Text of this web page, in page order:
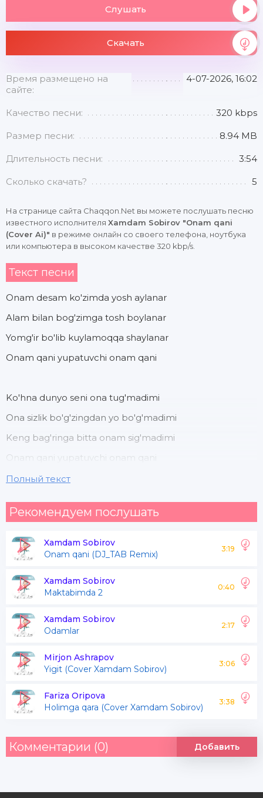
Слушать
Скачать
Время размещено на
сайте:
4-07-2026, 16:02
Качество песни: 320 kbps
Размер песни: 8.94 MB
Длительность песни: 3:54
Сколько скачать? 5
На странице сайта Chaqqon.Net вы можете послушать песню
известного исполнителя Xamdam Sobirov "Onam qani
(Cover Ai)" в режиме онлайн со своего телефона, ноутбука
или компьютера в высоком качестве 320 kbp/s.
Текст песни
Onam desam ko'zimda yosh aylanar
Alam bilan bog'zimga tosh boylanar
Yomg'ir bo'lib kuylamoqqa shaylanar
Onam qani yupatuvchi onam qani
Ko'hna dunyo seni ona tug'madimi
Ona sizlik bo'g'zingdan yo bo'g'madimi
Keng bag'ringa bitta onam sig'madimi
Onam qani yupatuvchi onam qani
Yaxshilarga joy yoq onam
O'rningiz jannatlarda onam
Mehribonim onam onam
Yolg'onchi dunyo ekan onam
Sizni juda sog'indim onam
Beozorim onam onam
Tushlarimga bir bbor kiring ona
Uyga qachon kelasan deb urishing ona
Dunyolarim yorituvchi onam qani
Полный текст
Рекомендуем послушать
Xamdam Sobirov
Onam qani (DJ_TAB Remix)
3:19
Xamdam Sobirov
Maktabimda 2
0:40
Xamdam Sobirov
Odamlar
2:17
Mirjon Ashrapov
Yigit (Cover Xamdam Sobirov)
3:06
Fariza Oripova
Holimga qara (Cover Xamdam Sobirov)
3:38
Комментарии (0) Добавить